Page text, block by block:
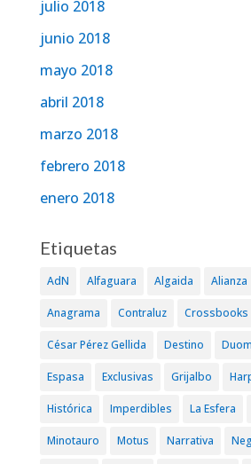
julio 2018
junio 2018
mayo 2018
abril 2018
marzo 2018
febrero 2018
enero 2018
Etiquetas
AdN Alfaguara Algaida Alianza
Anagrama Contraluz Crossbooks
César Pérez Gellida Destino
Espasa Exclusivas Grijalbo
Histórica Imperdibles La Esfera
Minotauro Motus Narrativa